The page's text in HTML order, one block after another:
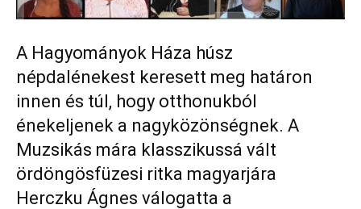
A Hagyományok Háza húsz
népdalénekest keresett meg határon
innen és túl, hogy otthonukból
énekeljenek a nagyközönségnek. A
Muzsikás mára klasszikussá vált
ördöngösfüzesi ritka magyarjára
Herczku Ágnes válogatta a